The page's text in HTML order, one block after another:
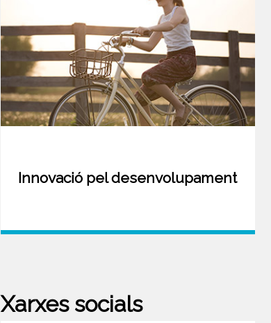
Innovació pel desenvolupament
Xarxes socials